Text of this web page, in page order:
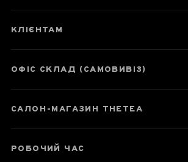
Чабань кругла
Паспорт товару
Колекція подібних товарів
КЛІЄНТАМ
ОФІС СКЛАД (САМОВИВІЗ)
САЛОН-МАГАЗИН THETEA
РОБОЧИЙ ЧАС